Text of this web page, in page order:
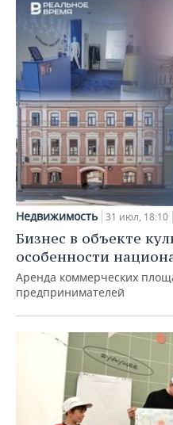
Недвижимость 31 июл, 18:10
Бизнес в объекте
особенности
Аренда коммерческих
предпринимателей